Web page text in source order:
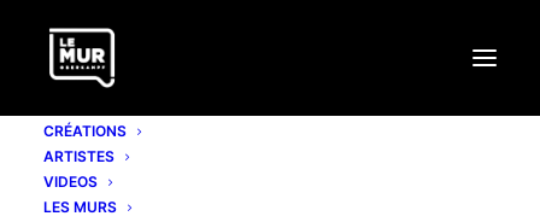
CRÉATIONS
ARTISTES
VIDEOS
LES MURS